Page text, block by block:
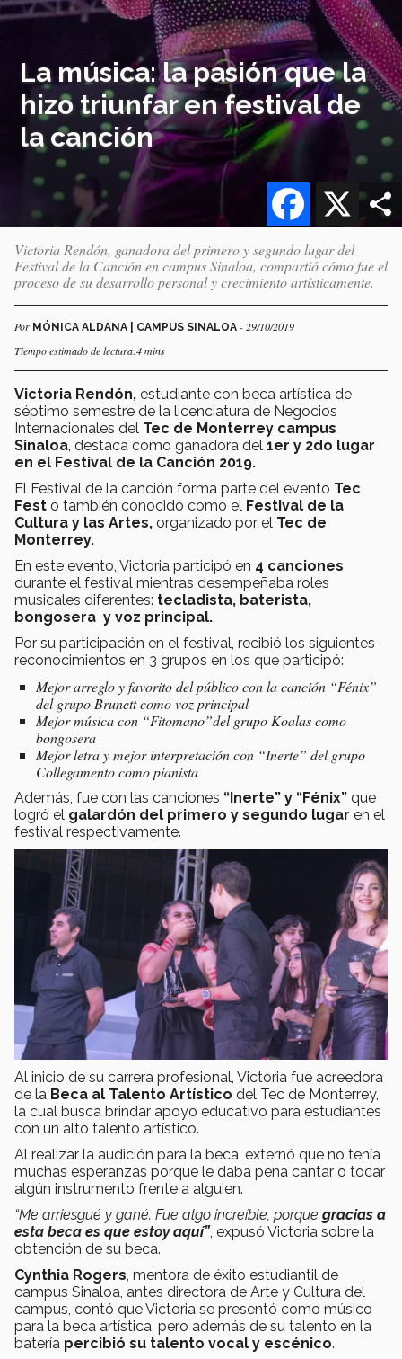
La música: la pasión que la
hizo triunfar en festival de
la canción
X
Facebook
Victoria Rendón, ganadora del primero y segundo lugar del
Festival de la Canción en campus Sinaloa, compartió cómo fue el
proceso de su desarrollo personal y crecimiento artísticamente.
Por MÓNICA ALDANA | CAMPUS SINALOA - 29/10/2019
Tiempo estimado de lectura:4 mins
Victoria Rendón, estudiante con beca artística de
séptimo semestre de la licenciatura de Negocios
Internacionales del Tec de Monterrey campus
Sinaloa , destaca como ganadora del 1er y 2do lugar
en el Festival de la Canción 2019.
El Festival de la canción forma parte del evento Tec
Fest o también conocido como el Festival de la
Cultura y las Artes, organizado por el Tec de
Monterrey.
En este evento, Victoria participó en 4 canciones
durante el festival mientras desempeñaba roles
musicales diferentes: tecladista, baterista,
bongosera y voz principal.
Por su participación en el festival, recibió los siguientes
reconocimientos en 3 grupos en los que participó:
Mejor arreglo y favorito del público con la canción “Fénix”
del grupo Brunett como voz principal
Mejor música con “Fitomano”del grupo Koalas como
bongosera
Mejor letra y mejor interpretación con “Inerte” del grupo
Collegamento como pianista
Además, fue con las canciones “Inerte” y “Fénix” que
logró el galardón del primero y segundo lugar en el
festival respectivamente.
Al inicio de su carrera profesional, Victoria fue acreedora
de la Beca al Talento Artístico del Tec de Monterrey,
la cual busca brindar apoyo educativo para estudiantes
con un alto talento artístico.
Al realizar la audición para la beca, externó que no tenía
muchas esperanzas porque le daba pena cantar o tocar
algún instrumento frente a alguien.
“Me arriesgué y gané. Fue algo increíble, porque gracias a
esta beca es que estoy aquí”, expusó Victoria sobre la
obtención de su beca.
Cynthia Rogers, mentora de éxito estudiantil de
campus Sinaloa, antes directora de Arte y Cultura del
campus, contó que Victoria se presentó como músico
para la beca artística, pero además de su talento en la
batería percibió su talento vocal y escénico.